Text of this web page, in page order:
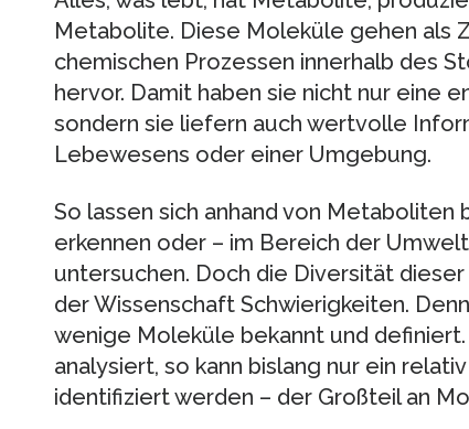
Metabolite. Diese Moleküle gehen als
chemischen Prozessen innerhalb des
hervor. Damit haben sie nicht nur eine
sondern sie liefern auch wertvolle
Lebewesens oder einer Umgebung.
So lassen sich anhand von Metaboliten
erkennen oder – im Bereich der
untersuchen. Doch die Diversität
der Wissenschaft Schwierigkeiten.
wenige Moleküle bekannt und
analysiert, so kann bislang nur ein
identifiziert werden – der Großteil an